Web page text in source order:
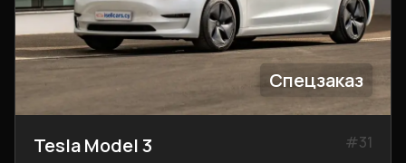
Спецзаказ
Tesla Model 3 #31